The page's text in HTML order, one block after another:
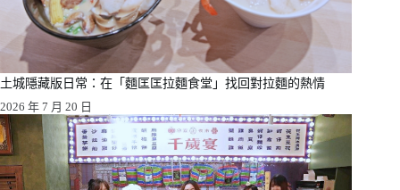
土城隱藏版日常：在「麵匡匡拉麵食堂」找回對拉麵的熱情
2026 年 7 月 20 日